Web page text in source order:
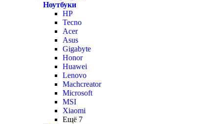
Ноутбуки
HP
Tecno
Acer
Asus
Gigabyte
Honor
Huawei
Lenovo
Machcreator
Microsoft
MSI
Xiaomi
Ещё 7